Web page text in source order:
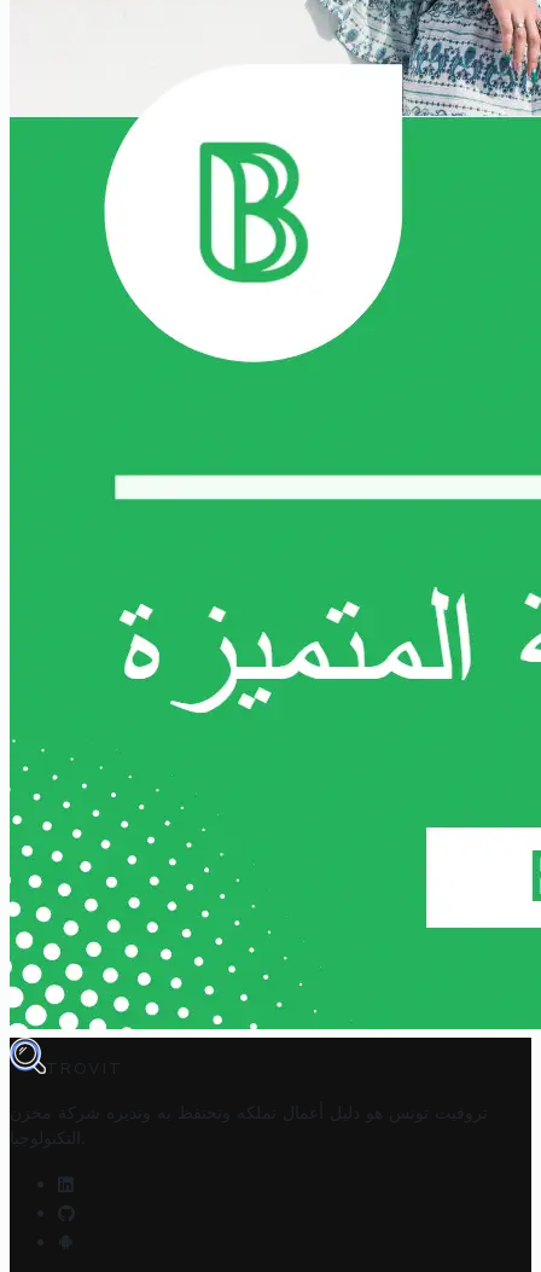
TROVIT
تروفيت تونس هو دليل أعمال تملكه وتحتفظ به وتديره
شركة مخزن
التكنولوجيا